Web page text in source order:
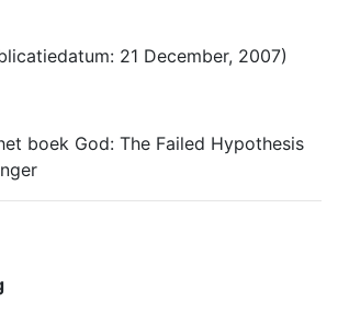
21 December, 2007)
boek God: The Failed Hypothesis